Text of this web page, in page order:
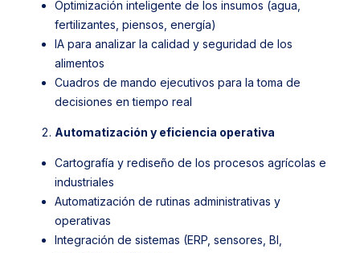
Optimización inteligente de los insumos (agua,
fertilizantes, piensos, energía)
IA para analizar la calidad y seguridad de los
alimentos
Cuadros de mando ejecutivos para la toma de
decisiones en tiempo real
Automatización y eficiencia operativa
Cartografía y rediseño de los procesos agrícolas e
industriales
Automatización de rutinas administrativas y
operativas
Integración de sistemas (ERP, sensores, BI,